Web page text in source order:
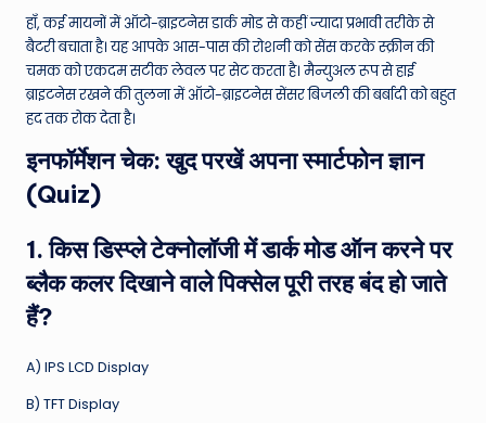
हाँ, कई मायनों में ऑटो-ब्राइटनेस डार्क मोड से कहीं ज्यादा प्रभावी तरीके से
बैटरी बचाता है। यह आपके आस-पास की रोशनी को सेंस करके स्क्रीन की
चमक को एकदम सटीक लेवल पर सेट करता है। मैन्युअल रूप से हाई
ब्राइटनेस रखने की तुलना में ऑटो-ब्राइटनेस सेंसर बिजली की बर्बादी को बहुत
हद तक रोक देता है।
इनफॉर्मेशन चेक: खुद परखें अपना स्मार्टफोन ज्ञान
(Quiz)
1. किस डिस्प्ले टेक्नोलॉजी में डार्क मोड ऑन करने पर
ब्लैक कलर दिखाने वाले पिक्सेल पूरी तरह बंद हो जाते
हैं?
A) IPS LCD Display
B) TFT Display